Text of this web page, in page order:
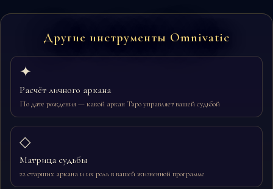
Другие инструменты Omnivatic
✦
Расчёт личного аркана
По дате рождения — какой аркан Таро управляет вашей судьбой
◇
Матрица судьбы
22 старших аркана и их роль в вашей жизненной программе